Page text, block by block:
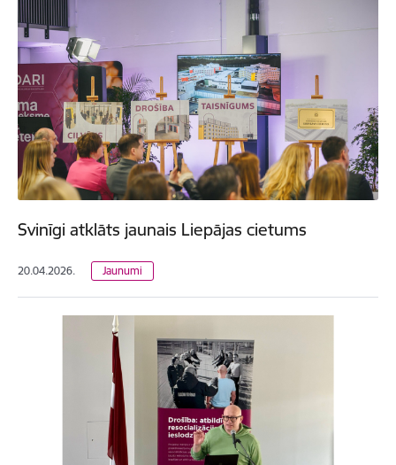
Svinīgi atklāts jaunais Liepājas cietums
20.04.2026. Jaunumi